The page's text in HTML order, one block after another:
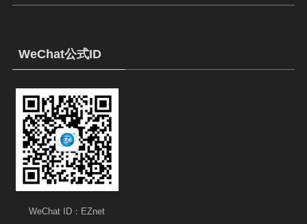
WeChat公式ID
WeChat ID：EZnet